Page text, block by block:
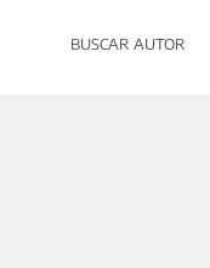
BUSCAR AUTOR